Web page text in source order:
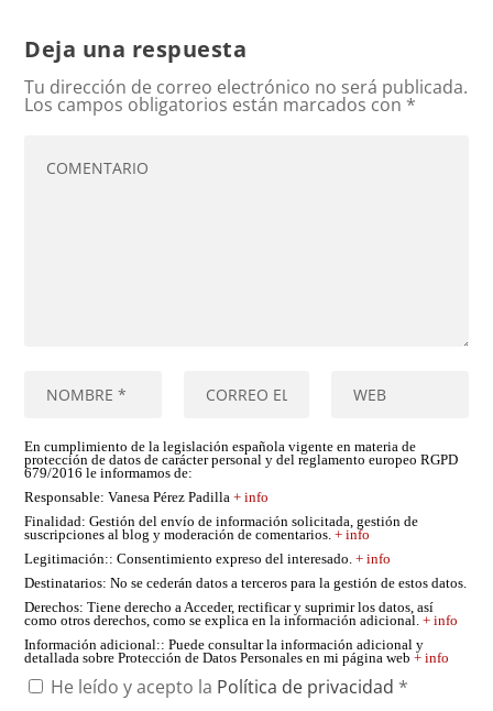
Deja una respuesta
Tu dirección de correo electrónico no será publicada.
Los campos obligatorios están marcados con *
En cumplimiento de la legislación española vigente en materia de
protección de datos de carácter personal y del reglamento europeo RGPD
679/2016 le informamos de:
Responsable: Vanesa Pérez Padilla+ info
Finalidad: Gestión del envío de información solicitada, gestión de
suscripciones al blog y moderación de comentarios.+ info
Legitimación:: Consentimiento expreso del interesado.+ info
Destinatarios: No se cederán datos a terceros para la gestión de estos datos.
Derechos: Tiene derecho a Acceder, rectificar y suprimir los datos, así
como otros derechos, como se explica en la información adicional.+ info
Información adicional:: Puede consultar la información adicional y
detallada sobre Protección de Datos Personales en mi página web+ info
He leído y acepto la Política de privacidad *